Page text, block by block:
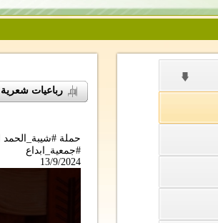
رباعيات
حملة
#جمعية_ابداع
13/9/2024